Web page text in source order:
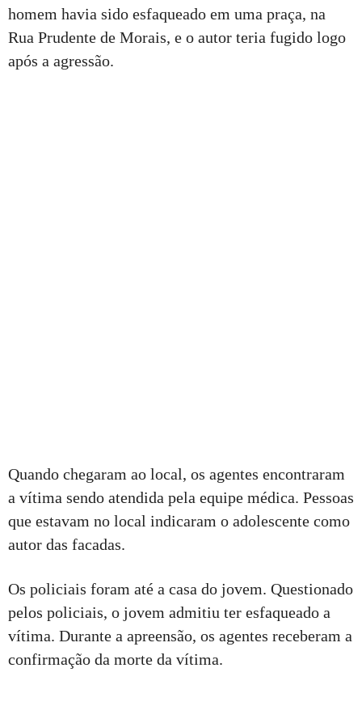
homem havia sido esfaqueado em uma praça, na
Rua Prudente de Morais, e o autor teria fugido logo
após a agressão.
Quando chegaram ao local, os agentes encontraram
a vítima sendo atendida pela equipe médica. Pessoas
que estavam no local indicaram o adolescente como
autor das facadas.
Os policiais foram até a casa do jovem. Questionado
pelos policiais, o jovem admitiu ter esfaqueado a
vítima. Durante a apreensão, os agentes receberam a
confirmação da morte da vítima.